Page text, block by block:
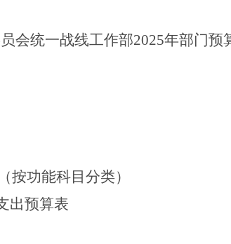
会统一战线工作部2025年部门预
（按功能科目分类）
出预算表